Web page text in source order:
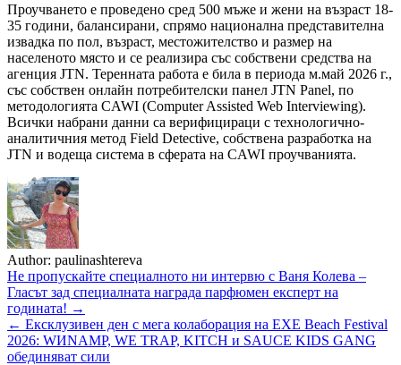
Проучването е проведено сред 500 мъже и жени на възраст 18-
35 години, балансирани, спрямо национална представителна
извадка по пол, възраст, местожителство и размер на
населеното място и се реализира със собствени средства на
агенция JTN. Теренната работа е била в периода м.май 2026 г.,
със собствен онлайн потребителски панел JTN Panel, по
методологията CAWI (Computer Assisted Web Interviewing).
Всички набрани данни са верифицираци с технологично-
аналитичния метод Field Detective, собствена разработка на
JTN и водеща система в сферата на CAWI проучванията.
Author: paulinashtereva
Навигация
Не пропускайте специалното ни интервю с Ваня Колева –
Гласът зад специалната награда парфюмен експерт на
годината! →
← Ексклузивен ден с мега колаборация на EXE Beach Festival
2026: WИNAMP, WE TRAP, KITCH и SAUCE KIDS GANG
обединяват сили